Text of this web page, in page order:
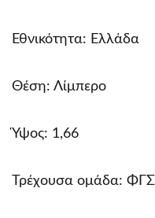
Εθνικότητα: Ελλάδα
Θέση: Λίμπερο
Ύψος: 1,66
Τρέχουσα ομάδα: